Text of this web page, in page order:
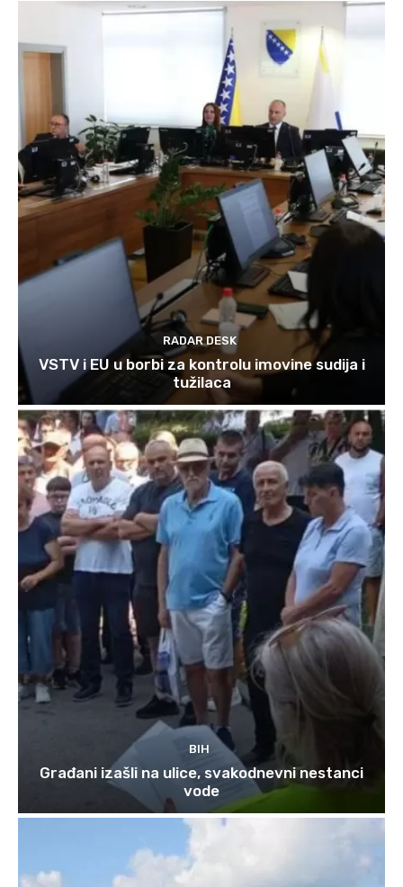
RADAR DESK
VSTV i EU u borbi za kontrolu imovine sudija i
tužilaca
BIH
Građani izašli na ulice, svakodnevni nestanci
vode